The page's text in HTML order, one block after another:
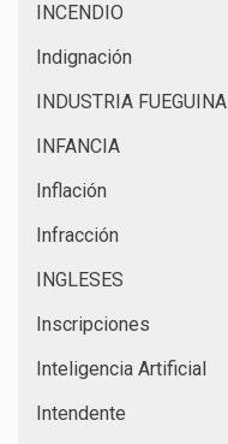
INCENDIO
Indignación
INDUSTRIA FUEGUINA
INFANCIA
Inflación
Infracción
INGLESES
Inscripciones
Inteligencia Artificial
Intendente